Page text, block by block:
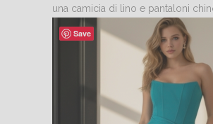
una camicia di lino e pantaloni
Save